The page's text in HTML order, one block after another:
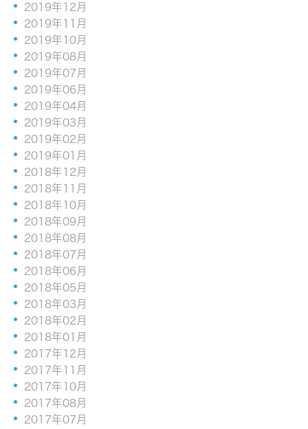
2019年12月
2019年11月
2019年10月
2019年08月
2019年07月
2019年06月
2019年04月
2019年03月
2019年02月
2019年01月
2018年12月
2018年11月
2018年10月
2018年09月
2018年08月
2018年07月
2018年06月
2018年05月
2018年03月
2018年02月
2018年01月
2017年12月
2017年11月
2017年10月
2017年08月
2017年07月